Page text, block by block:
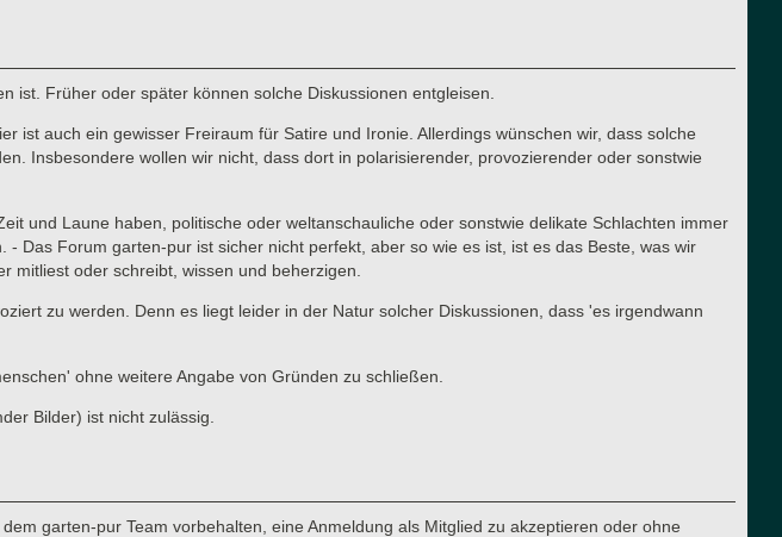
ist. Früher oder später können solche Diskussionen entgleisen.
auch ein gewisser Freiraum für Satire und Ironie. Allerdings wünschen wir, dass solche
Insbesondere wollen wir nicht, dass dort in polarisierender, provozierender oder sonstwie
und Laune haben, politische oder weltanschauliche oder sonstwie delikate Schlachten immer
Das Forum garten-pur ist sicher nicht perfekt, aber so wie es ist, ist es das Beste, was wir
mitliest oder schreibt, wissen und beherzigen.
zu werden. Denn es liegt leider in der Natur solcher Diskussionen, dass 'es irgendwann
ohne weitere Angabe von Gründen zu schließen.
Bilder) ist nicht zulässig.
garten-pur Team vorbehalten, eine Anmeldung als Mitglied zu akzeptieren oder ohne